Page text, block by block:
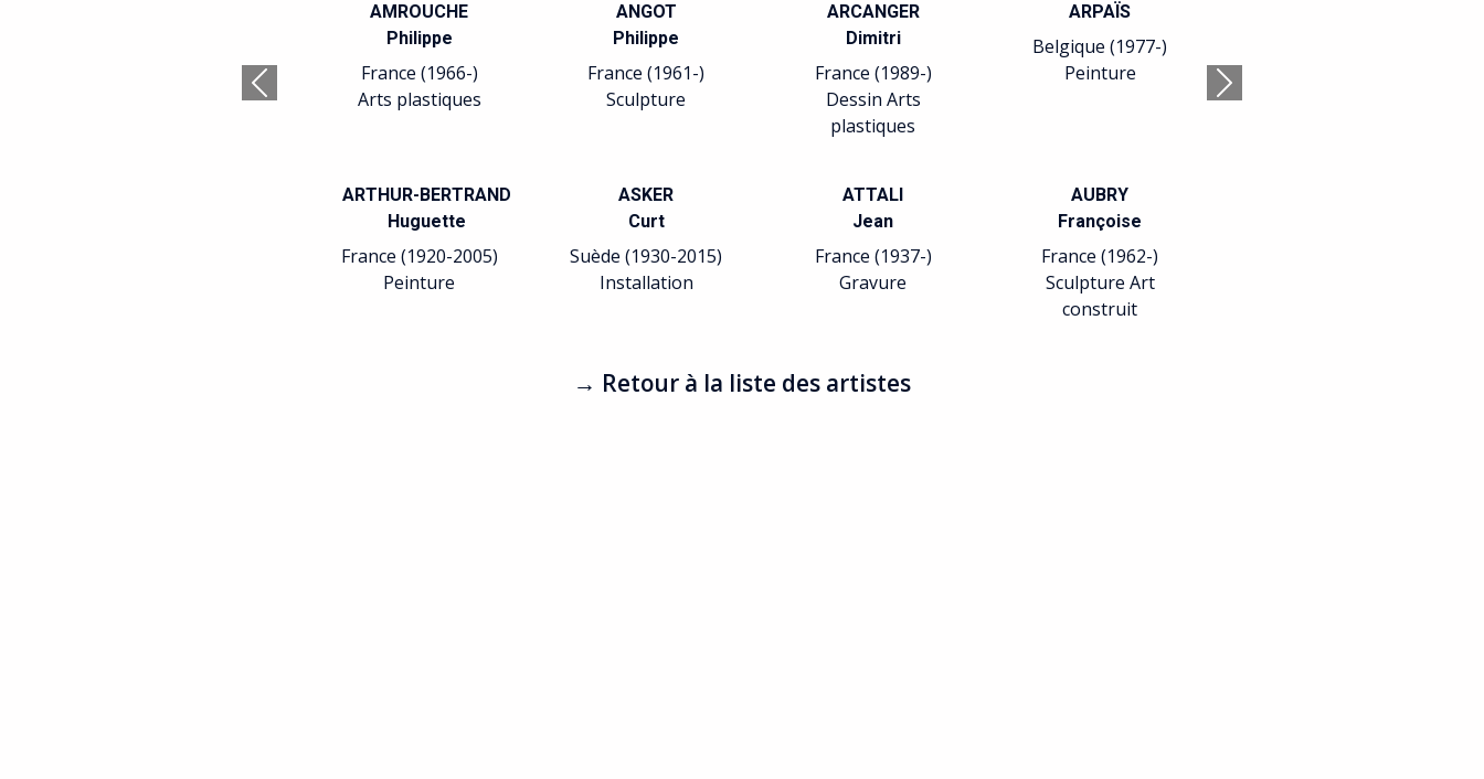
AMROUCHE
Philippe
France (1966-)
Arts plastiques
ANGOT
Philippe
France (1961-)
Sculpture
ARCANGER
Dimitri
France (1989-)
Dessin Arts
plastiques
ARPAÏS
Belgique (1977-)
Peinture
ARTHUR-BERTRAND
Huguette
France (1920-2005)
Peinture
ASKER
Curt
Suède (1930-2015)
Installation
ATTALI
Jean
France (1937-)
Gravure
AUBRY
Françoise
France (1962-)
Sculpture Art
construit
Précédent Suivant
→ Retour à la liste des artistes